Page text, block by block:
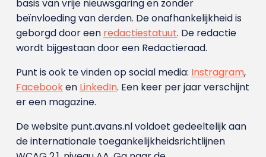
basis van vrije nieuwsgaring en zonder
beïnvloeding van derden. De onafhankelijkheid is
geborgd door een redactiestatuut. De redactie
wordt bijgestaan door een Redactieraad.
Punt is ook te vinden op social media: Instragram,
Facebooken LinkedIn. Een keer per jaar verschijnt
er een magazine.
De website punt.avans.nl voldoet gedeeltelijk aan
de internationale toegankelijkheidsrichtlijnen